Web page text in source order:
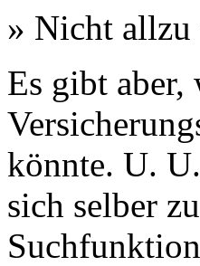
» Nicht allzu
Es gibt
könnte. U.
sich selber